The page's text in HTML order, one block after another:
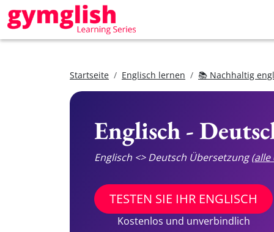
Startseite Englisch lernen 📚 Nachhaltig
Englisch -
Englisch <> Deutsch Übersetzung(alle
TESTEN SIE IHR ENGLISCH
Kostenlos und unverbindlich